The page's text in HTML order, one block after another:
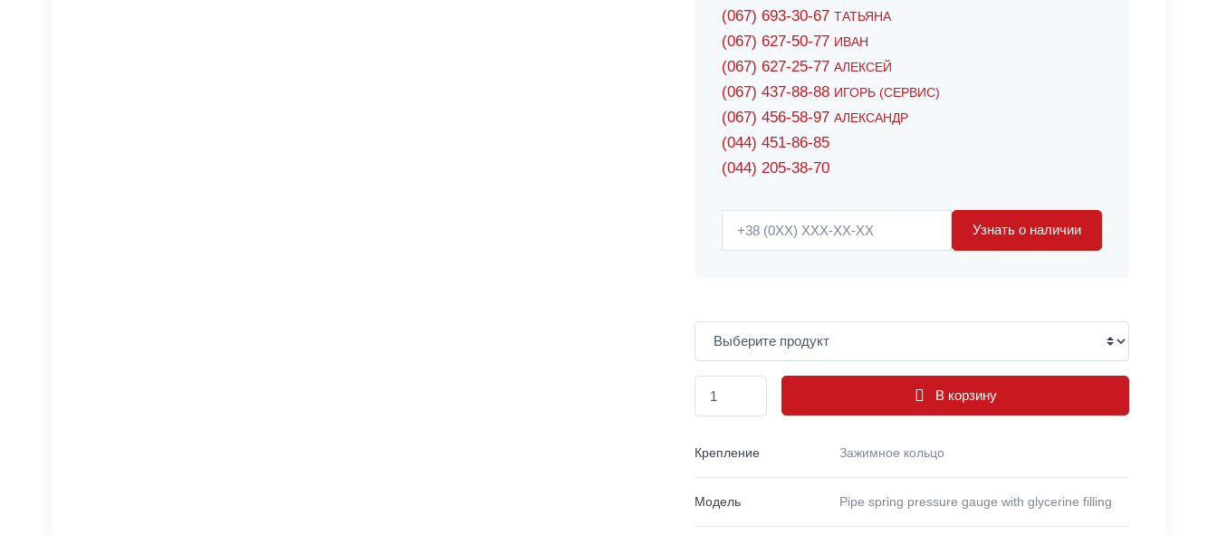
(067) 693-30-67 ТАТЬЯНА
(067) 627-50-77 ИВАН
(067) 627-25-77 АЛЕКСЕЙ
(067) 437-88-88 ИГОРЬ (СЕРВИС)
(067) 456-58-97 АЛЕКСАНДР
(044) 451-86-85
(044) 205-38-70
Узнать о наличии
В корзину
Крепление Зажимное кольцо
Модель Pipe spring pressure gauge with glycerine filling